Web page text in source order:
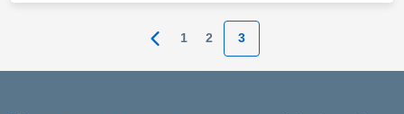
Pagina precedente
1 2 3